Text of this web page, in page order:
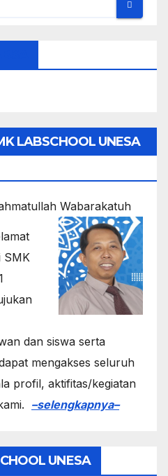
LABSCHOOL UNESA
Wabarakatuh
SMK
dan siswa serta
mengakses seluruh
profil, aktifitas/kegiatan
–selengkapnya–
UNESA